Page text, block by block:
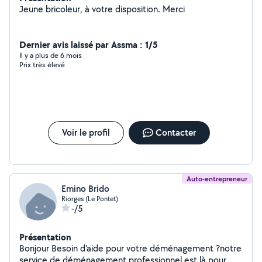
Jeune bricoleur, à votre disposition. Merci
Dernier avis laissé par Assma : 1/5
Il y a plus de 6 mois
Prix très élevé
Voir le profil Contacter
Auto-entrepreneur
Emino Brido
Riorges (Le Pontet)
-/5
Présentation
Bonjour Besoin d'aide pour votre déménagement ?notre